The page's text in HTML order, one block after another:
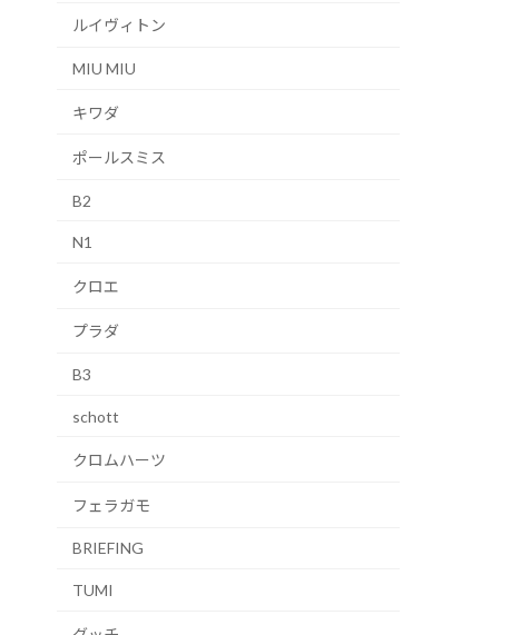
ルイヴィトン
MIU MIU
キワダ
ポールスミス
B2
N1
クロエ
プラダ
B3
schott
クロムハーツ
フェラガモ
BRIEFING
TUMI